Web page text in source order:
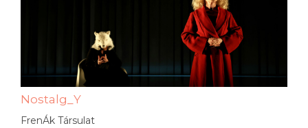
Nostalg_Y
FrenÁk Társulat